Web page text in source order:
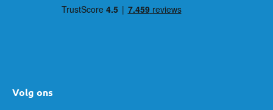
Bij MamaLoes verkopen we alle stoeltjes met de i-Size-norm. Dat
Volg ons